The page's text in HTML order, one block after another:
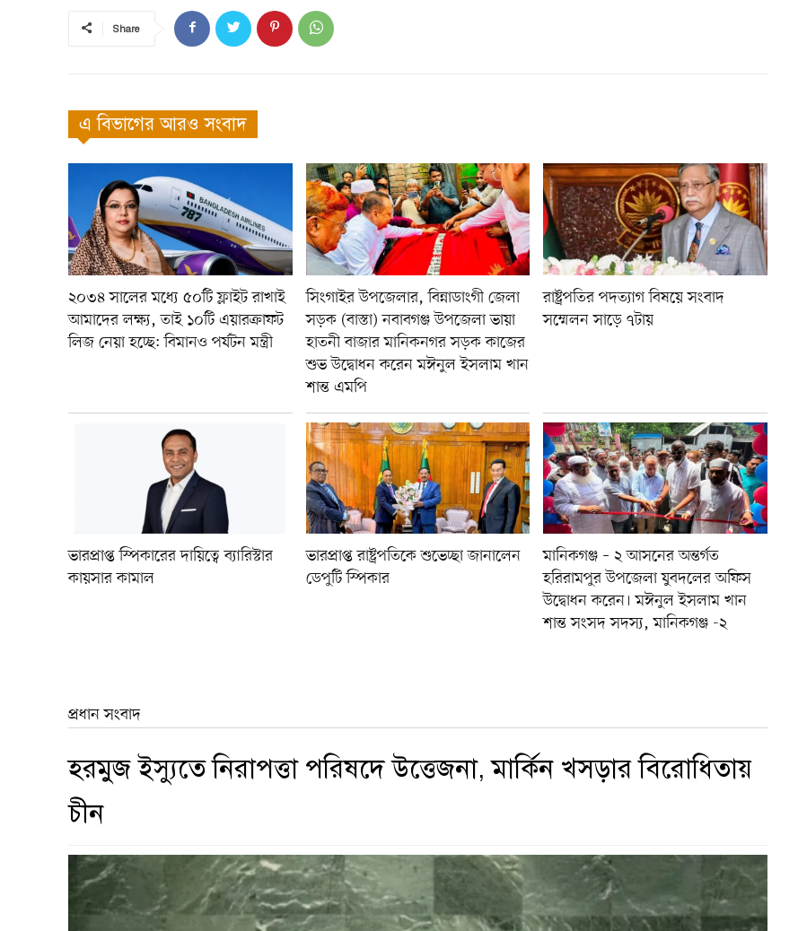
Share
এ বিভাগের আরও সংবাদ
২০৩৪ সালের মধ্যে ৫০টি ফ্লাইট রাখাই
আমাদের লক্ষ্য, তাই ১০টি এয়ারক্রাফট
লিজ নেয়া হচ্ছে: বিমানও পর্যটন মন্ত্রী
সিংগাইর উপজেলার, বিন্নাডাংগী জেলা
সড়ক (বাস্তা) নবাবগঞ্জ উপজেলা ভায়া
হাতনী বাজার মানিকনগর সড়ক কাজের
শুভ উদ্বোধন করেন মঈনুল ইসলাম খান
শান্ত এমপি
রাষ্ট্রপতির পদত্যাগ বিষয়ে সংবাদ
সম্মেলন সাড়ে ৭টায়
ভারপ্রাপ্ত স্পিকারের দায়িত্বে ব্যারিস্টার
কায়সার কামাল
ভারপ্রাপ্ত রাষ্ট্রপতিকে শুভেচ্ছা জানালেন
ডেপুটি স্পিকার
মানিকগঞ্জ – ২ আসনের অন্তর্গত
হরিরামপুর উপজেলা যুবদলের অফিস
উদ্বোধন করেন। মঈনুল ইসলাম খান
শান্ত সংসদ সদস্য, মানিকগঞ্জ -২